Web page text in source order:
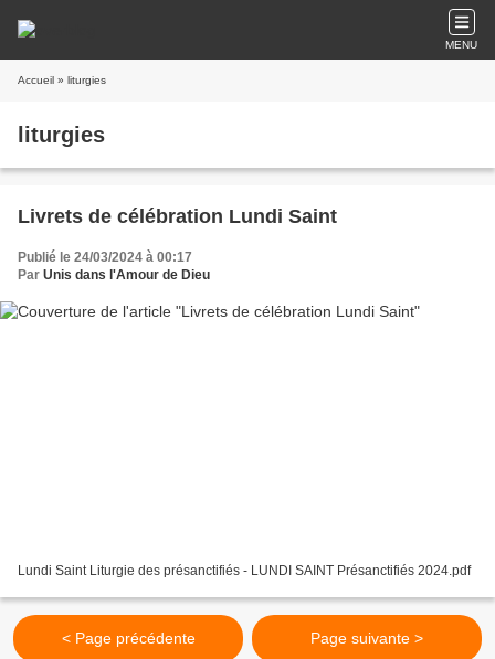
MENU
Accueil » liturgies
liturgies
Livrets de célébration Lundi Saint
Publié le 24/03/2024 à 00:17
Par Unis dans l'Amour de Dieu
Lundi Saint Liturgie des présanctifiés - LUNDI SAINT Présanctifiés 2024.pdf
< Page précédente Page suivante >